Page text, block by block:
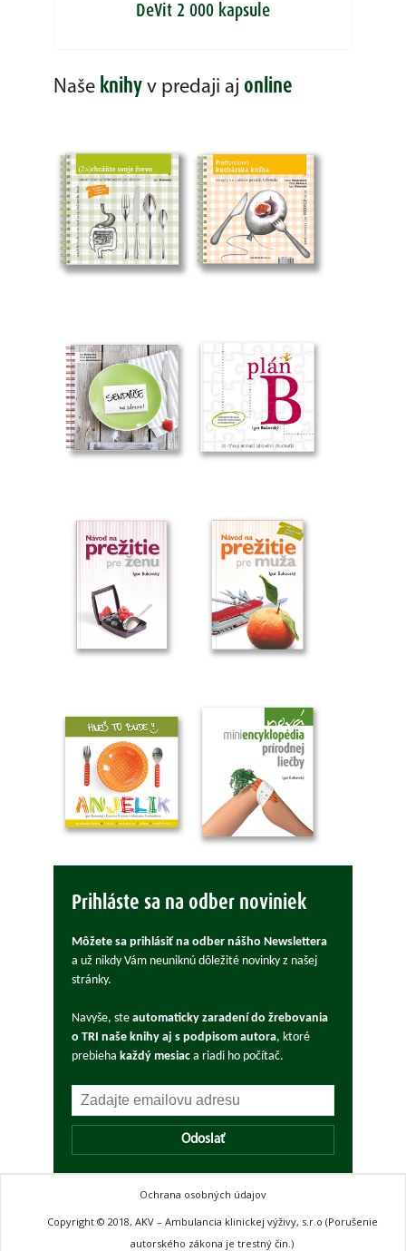
DeVit 2 000 kapsule
Naše knihy v predaji aj online
Prihláste sa na odber noviniek
Môžete sa prihlásiť na odber nášho Newslettera
a už nikdy Vám neuniknú dôležité novinky z našej
stránky.
Navyše, ste automaticky zaradení do žrebovania
o TRI naše knihy aj s podpisom autora, ktoré
prebieha každý mesiac a riadi ho počítač.
Odoslať
Ochrana osobných údajov
Copyright © 2018, AKV – Ambulancia klinickej výživy, s.r.o (Porušenie
autorského zákona je trestný čin.)